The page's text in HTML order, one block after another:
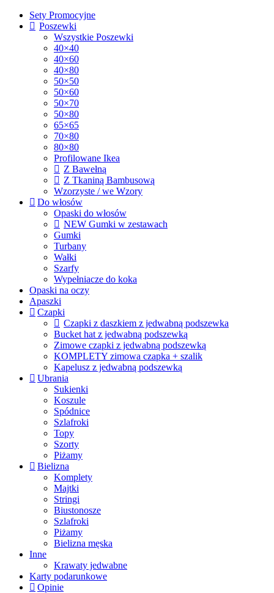
Sety Promocyjne
Poszewki
Wszystkie Poszewki
40×40
40×60
40×80
50×50
50×60
50×70
50×80
65×65
70×80
80×80
Profilowane Ikea
Z Bawełną
Z Tkaniną Bambusową
Wzorzyste / we Wzory
Do włosów
Opaski do włosów
NEW Gumki w zestawach
Gumki
Turbany
Wałki
Szarfy
Wypełniacze do koka
Opaski na oczy
Apaszki
Czapki
Czapki z daszkiem z jedwabną podszewka
Bucket hat z jedwabną podszewką
Zimowe czapki z jedwabną podszewką
KOMPLETY zimowa czapka + szalik
Kapelusz z jedwabną podszewką
Ubrania
Sukienki
Koszule
Spódnice
Szlafroki
Topy
Szorty
Piżamy
Bielizna
Komplety
Majtki
Stringi
Biustonosze
Szlafroki
Piżamy
Bielizna męska
Inne
Krawaty jedwabne
Karty podarunkowe
Opinie